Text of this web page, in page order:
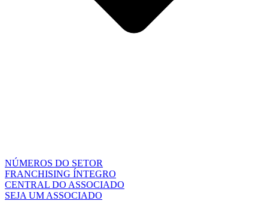
NÚMEROS DO SETOR
FRANCHISING ÍNTEGRO
CENTRAL DO ASSOCIADO
SEJA UM ASSOCIADO